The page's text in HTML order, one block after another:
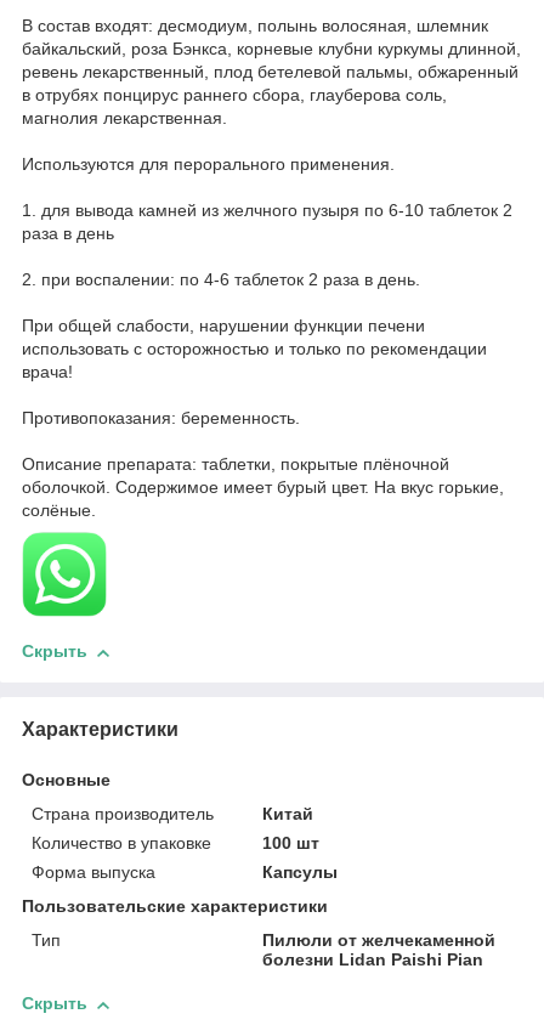
В состав входят: десмодиум, полынь волосяная, шлемник
байкальский, роза Бэнкса, корневые клубни куркумы длинной,
ревень лекарственный, плод бетелевой пальмы, обжаренный
в отрубях понцирус раннего сбора, глауберова соль,
магнолия лекарственная.
Используются для перорального применения.
1. для вывода камней из желчного пузыря по 6-10 таблеток 2
раза в день
2. при воспалении: по 4-6 таблеток 2 раза в день.
При общей слабости, нарушении функции печени
использовать с осторожностью и только по рекомендации
врача!
Противопоказания: беременность.
Описание препарата: таблетки, покрытые плёночной
оболочкой. Содержимое имеет бурый цвет. На вкус горькие,
солёные.
Скрыть
Характеристики
Основные
Страна производитель
Китай
Количество в упаковке
100 шт
Форма выпуска
Капсулы
Пользовательские характеристики
Тип
Пилюли от желчекаменной
болезни Lidan Paishi Pian
Скрыть